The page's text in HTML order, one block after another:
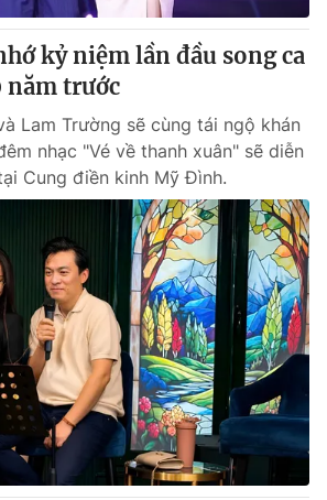
tương lai
kỷ niệm lần đầu song ca
năm trước
Lam Trường sẽ cùng tái ngộ khán
nhạc "Vé về thanh xuân" sẽ diễn
Cung điền kinh Mỹ Đình.